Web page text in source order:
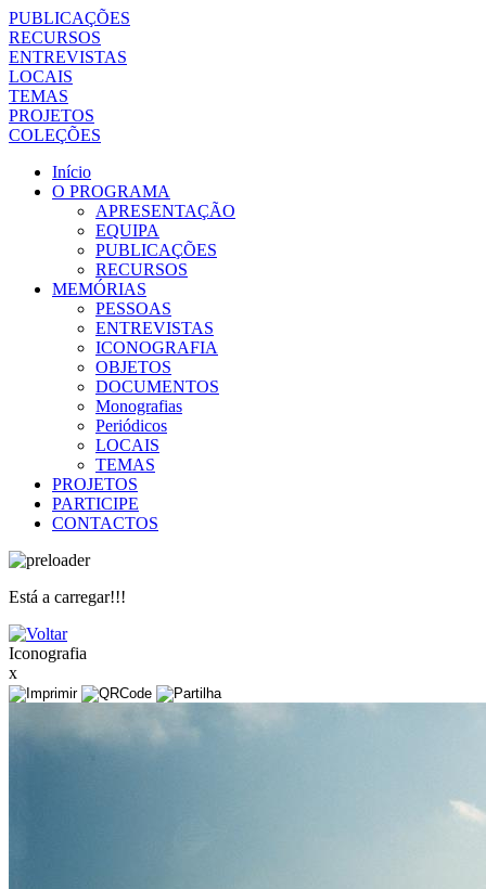
PUBLICAÇÕES
RECURSOS
ENTREVISTAS
LOCAIS
TEMAS
PROJETOS
COLEÇÕES
Início
O PROGRAMA
APRESENTAÇÃO
EQUIPA
PUBLICAÇÕES
RECURSOS
MEMÓRIAS
PESSOAS
ENTREVISTAS
ICONOGRAFIA
OBJETOS
DOCUMENTOS
Monografias
Periódicos
LOCAIS
TEMAS
PROJETOS
PARTICIPE
CONTACTOS
Está a carregar!!!
Iconografia
x